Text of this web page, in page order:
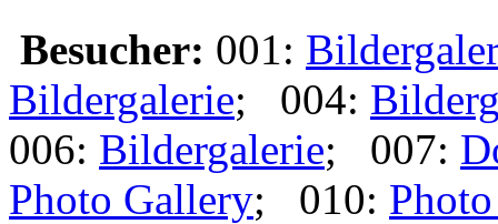
Besucher: 001:
Bildergalerie; 004:
006: Bildergalerie; 007:
Photo Gallery; 010: